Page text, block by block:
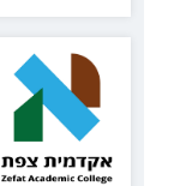
מסחרי
תנאי קבלה
כדי להתקבל